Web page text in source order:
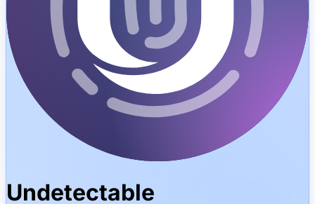
Undetectable